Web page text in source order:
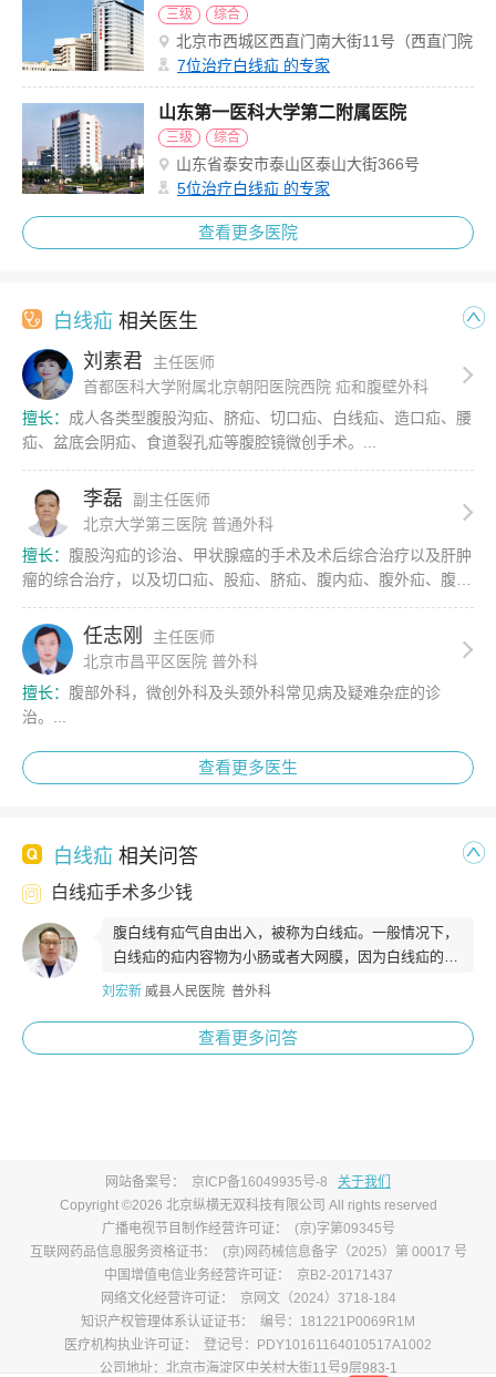
三级 综合
北京市西城区西直门南大街11号（西直门院
区）
7位治疗白线疝 的专家
山东第一医科大学第二附属医院
三级 综合
山东省泰安市泰山区泰山大街366号
5位治疗白线疝 的专家
查看更多医院
白线疝 相关医生
刘素君
主任医师
首都医科大学附属北京朝阳医院西院 疝和腹壁外科
擅长： 成人各类型腹股沟疝、脐疝、切口疝、白线疝、造口疝、腰
疝、盆底会阴疝、食道裂孔疝等腹腔镜微创手术。...
李磊
副主任医师
北京大学第三医院 普通外科
擅长： 腹股沟疝的诊治、甲状腺癌的手术及术后综合治疗以及肝肿
瘤的综合治疗，以及切口疝、股疝、脐疝、腹内疝、腹外疝、腹股
沟斜疝的治疗。...
任志刚
主任医师
北京市昌平区医院 普外科
擅长： 腹部外科，微创外科及头颈外科常见病及疑难杂症的诊
治。...
查看更多医生
白线疝 相关问答
白线疝手术多少钱
腹白线有疝气自由出入，被称为白线疝。一般情况下，
白线疝的疝内容物为小肠或者大网膜，因为白线疝的疝
环比较小，容易引起坎顿。一旦确诊以后...
刘宏新 威县人民医院 普外科
查看更多问答
网站备案号： 京ICP备16049935号-8
关于我们
Copyright ©2026 北京纵横无双科技有限公司 All rights reserved
广播电视节目制作经营许可证：
(京)字第09345号
互联网药品信息服务资格证书：
(京)网药械信息备字（2025）第 00017 号
中国增值电信业务经营许可证：
京B2-20171437
网络文化经营许可证：
京网文（2024）3718-184
知识产权管理体系认证证书：
编号：181221P0069R1M
医疗机构执业许可证：
登记号：PDY10161164010517A1002
公司地址：北京市海淀区中关村大街11号9层983-1